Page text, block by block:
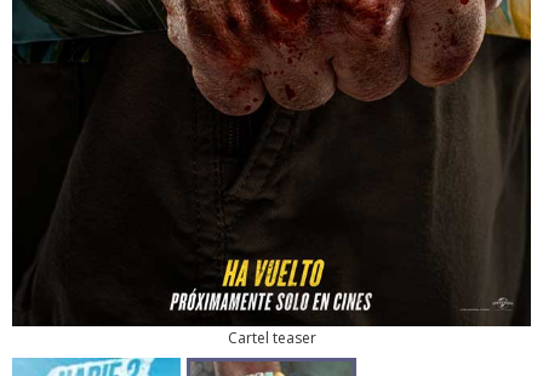
Cartel teaser